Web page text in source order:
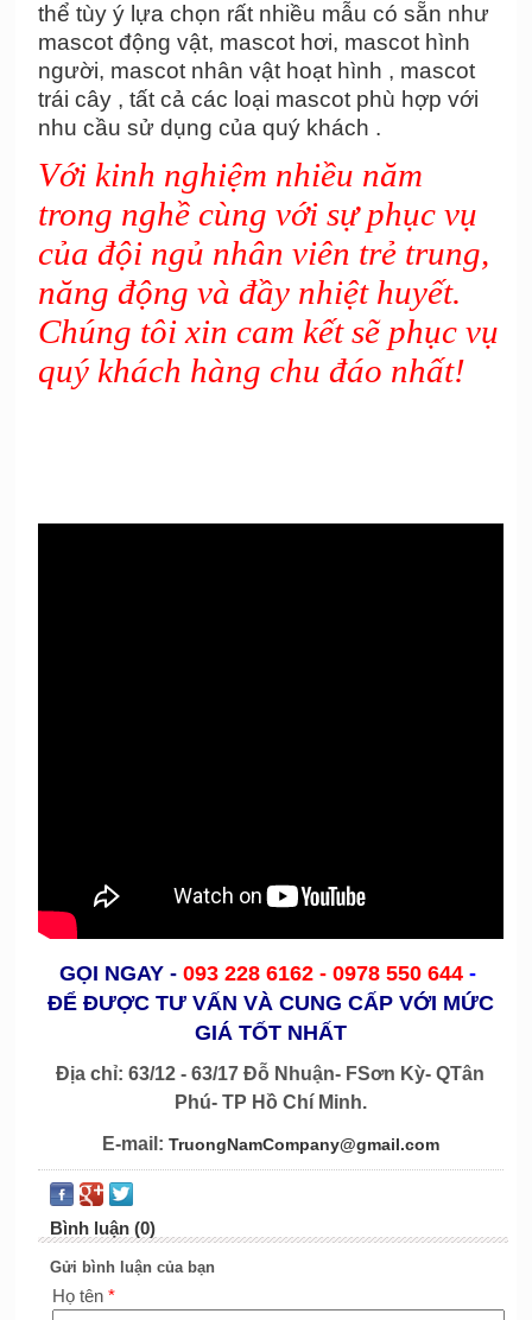
thể tùy ý lựa chọn rất nhiều mẫu có sẵn như
mascot động vật, mascot hơi, mascot hình
người, mascot nhân vật hoạt hình , mascot
trái cây , tất cả các loại mascot phù hợp với
nhu cầu sử dụng của quý khách .
Với kinh nghiệm nhiều năm
trong nghề cùng với sự phục vụ
của đội ngủ nhân viên trẻ trung,
năng động và đầy nhiệt huyết.
Chúng tôi xin cam kết sẽ phục vụ
quý khách hàng chu đáo nhất!
GỌI NGAY - 093 228 6162 - 0978 550 644-
ĐỂ ĐƯỢC TƯ VẤN VÀ CUNG CẤP VỚI MỨC
GIÁ TỐT NHẤT
Địa chỉ: 63/12 - 63/17 Đỗ Nhuận- FSơn Kỳ- QTân
Phú- TP Hồ Chí Minh.
E-mail: TruongNamCompany@gmail.com
Bình luận (0)
Gửi bình luận của bạn
Họ tên *